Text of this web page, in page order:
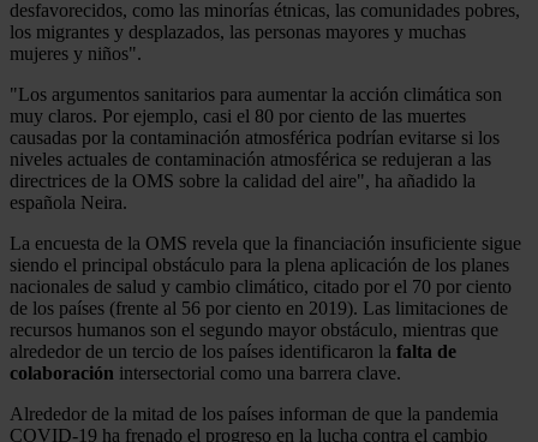
desfavorecidos, como las minorías étnicas, las comunidades pobres,
los migrantes y desplazados, las personas mayores y muchas
mujeres y niños".
"Los argumentos sanitarios para aumentar la acción climática son
muy claros. Por ejemplo, casi el 80 por ciento de las muertes
causadas por la contaminación atmosférica podrían evitarse si los
niveles actuales de contaminación atmosférica se redujeran a las
directrices de la OMS sobre la calidad del aire", ha añadido la
española Neira.
La encuesta de la OMS revela que la financiación insuficiente sigue
siendo el principal obstáculo para la plena aplicación de los planes
nacionales de salud y cambio climático, citado por el 70 por ciento
de los países (frente al 56 por ciento en 2019). Las limitaciones de
recursos humanos son el segundo mayor obstáculo, mientras que
alrededor de un tercio de los países identificaron la falta de
colaboración intersectorial como una barrera clave.
Alrededor de la mitad de los países informan de que la pandemia
COVID-19 ha frenado el progreso en la lucha contra el cambio